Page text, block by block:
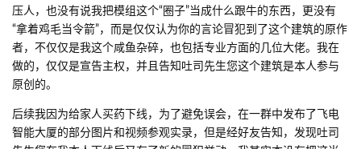
再往后，吐司先生又提到毛线“人均烂尾”，由于我只看到了吐司先生
在我的工地，自然会认为他是在说我这里是一个他所说的“烂尾建
筑”，何况我的确因为在医院实习长时间没有去完成这个建筑而是在
几个月材料齐备后于近期开工。并且“起个楼就是随手的事情”，“我
觉得挺一般的” ，那么吐司先生请问，您有相关的建筑学造诣吗？您
影”，是不是出自于搬“素材库”呢？
最后再重申一个事情，我本人对于我在建的建筑有我自己的一个主